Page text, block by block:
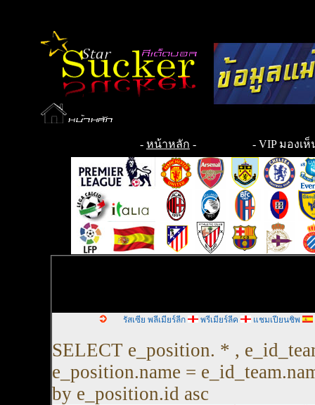
- หน้าหลัก - - VIP มองเห็
รัสเซีย พลีเมียร์ลีก พรีเมียร์ลีค แชมเปียนชิพ
SELECT e_position. * ,
e_position.name =
by e_position.id asc